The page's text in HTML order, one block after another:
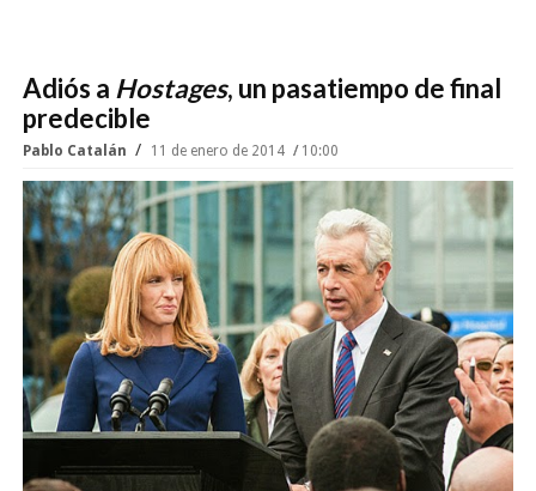
Adiós a Hostages, un pasatiempo de final
predecible
Pablo Catalán 11 de enero de 2014 10:00